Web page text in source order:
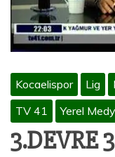
Kocaelispor Lig
TV 41
Yerel
3.DEVRE